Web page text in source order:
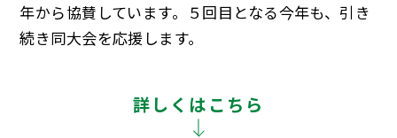
年から協賛しています。５回目となる今年も、引き
続き同大会を応援します。
詳しくはこちら